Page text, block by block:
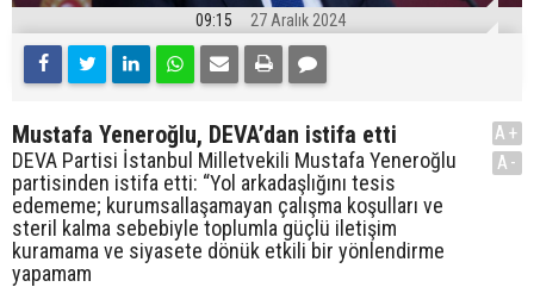
09:15 27 Aralık 2024
Mustafa Yeneroğlu, DEVA’dan istifa etti
DEVA Partisi İstanbul Milletvekili Mustafa Yeneroğlu
partisinden istifa etti: “Yol arkadaşlığını tesis
edememe; kurumsallaşamayan çalışma koşulları ve
steril kalma sebebiyle toplumla güçlü iletişim
kuramama ve siyasete dönük etkili bir yönlendirme
yapamam
A+
A-